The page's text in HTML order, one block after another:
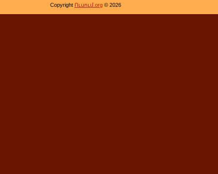
Copyright Ուսում.org © 2026